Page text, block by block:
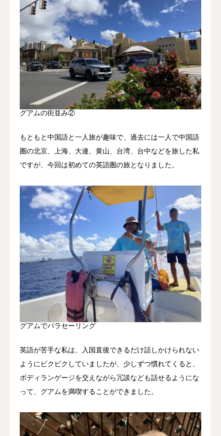
グアムの街並み②
もともと中国語と一人旅が趣味で、過去には一人で中国語
圏の北京、上海、大連、黄山、台湾、台中などを旅した私
ですが、今回は初めての英語圏の旅となりました。
グアムでパラセーリング
英語が苦手な私は、入国直後できるだけ話しかけられない
ようにビクビクしていましたが、少しずつ慣れてくると、
ボディランゲージを交えながら冗談なども話せるようにな
って、グアムを満喫することができました。